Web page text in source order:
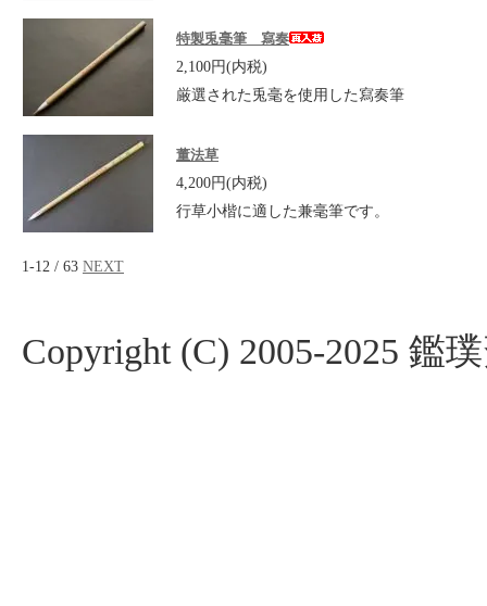
特製兎毫筆 寫奏
2,100円(内税)
厳選された兎毫を使用した寫奏筆
董法草
4,200円(内税)
行草小楷に適した兼毫筆です。
1-12 / 63 NEXT
Copyright (C) 2005-2025 鑑